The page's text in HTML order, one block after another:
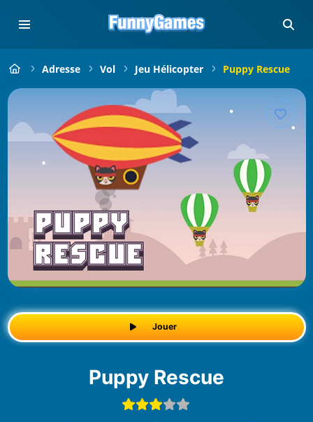
Adresse Vol Jeu Hélicopter Puppy Rescue
Jouer
Puppy Rescue